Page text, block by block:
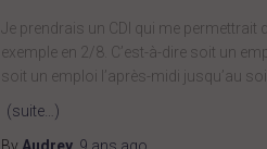
Je prendrais un CDI qui me permettrait
exemple en 2/8. C’est-à-dire soit un
soit un emploi l’après-midi jusqu’au
(suite…)